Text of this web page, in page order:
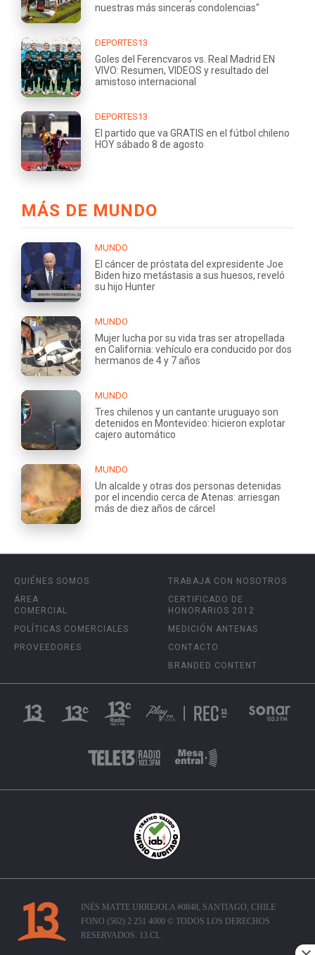
nuestras más sinceras condolencias"
DEPORTES13
Goles del Ferencvaros vs. Real Madrid EN
VIVO: Resumen, VIDEOS y resultado del
amistoso internacional
DEPORTES13
El partido que va GRATIS en el fútbol chileno
HOY sábado 8 de agosto
MÁS DE MUNDO
MUNDO
El cáncer de próstata del expresidente Joe
Biden hizo metástasis a sus huesos, reveló
su hijo Hunter
MUNDO
Mujer lucha por su vida tras ser atropellada
en California: vehículo era conducido por dos
hermanos de 4 y 7 años
MUNDO
Tres chilenos y un cantante uruguayo son
detenidos en Montevideo: hicieron explotar
cajero automático
MUNDO
Un alcalde y otras dos personas detenidas
por el incendio cerca de Atenas: arriesgan
más de diez años de cárcel
QUIÉNES SOMOS
ÁREA
COMERCIAL
POLÍTICAS COMERCIALES
PROVEEDORES
TRABAJA CON NOSOTROS
CERTIFICADO DE
HONORARIOS 2012
MEDICIÓN ANTENAS
CONTACTO
BRANDED CONTENT
INÉS MATTE URREJOLA #0848, SANTIAGO, CHILE
FONO (562) 2 251 4000 © TODOS LOS DERECHOS
RESERVADOS. 13.CL